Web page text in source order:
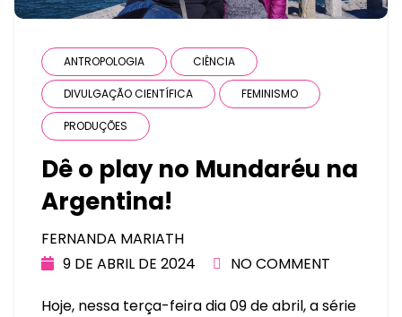
ANTROPOLOGIA CIÊNCIA
DIVULGAÇÃO CIENTÍFICA FEMINISMO
PRODUÇÕES
Dê o play no Mundaréu na
Argentina!
FERNANDA MARIATH
9 DE ABRIL DE 2024
NO COMMENT
Hoje, nessa terça-feira dia 09 de abril, a série